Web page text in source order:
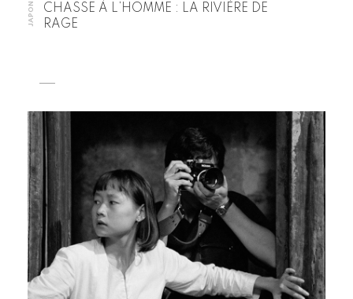
JAPON
CHASSE À L’HOMME : LA RIVIÈRE DE
RAGE